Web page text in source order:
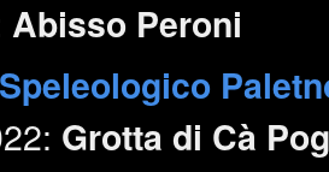
Abisso Peroni
Grotta di Cà